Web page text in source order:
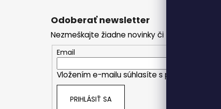
Odoberať newsletter
Nezmeškajte žiadne novinky či zľavy!
Email
Vložením e-mailu súhlasíte s podmienkami
PRIHLÁSIŤ SA